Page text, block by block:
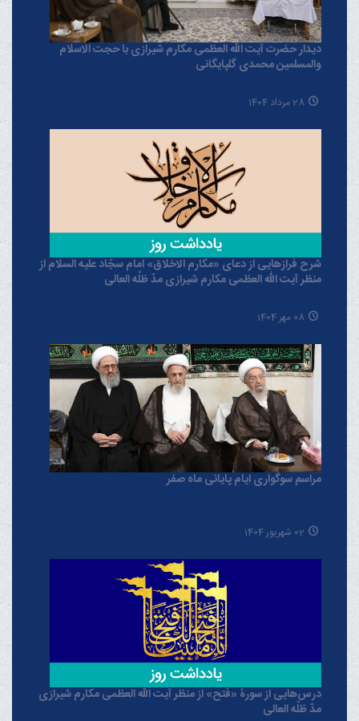
دیدار حضرت آیت الله العظمی مکارم شیرازی با حجت الاسلام
والمسلمین محمدی گلپایگانی
28 مرداد 1404
شرح فرازهایی از دعای «مکارم الاخلاق» امام سجّاد علیه السلام از
منظر آیت الله العظمی مکارم شیرازی مدّ ظلّه العالی
08 مهر 1404
مراسم سوگواری ایام پایانی ماه صفر
02 شهریور 1404
درس‌هایی از سورۀ «فتح» از منظر آیت الله العظمی مکارم شیرازی
مدّ ظلّه العالی